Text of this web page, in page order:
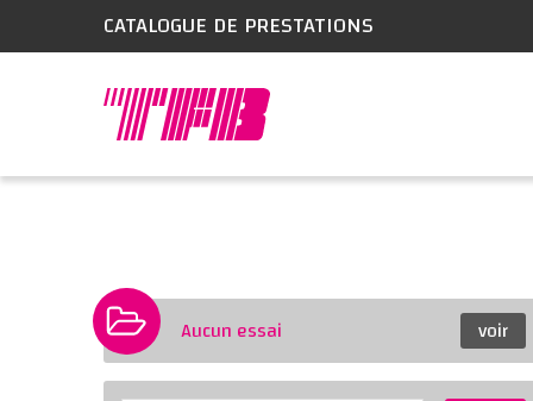
CATALOGUE DE PRESTATIONS
Aucun essai voir